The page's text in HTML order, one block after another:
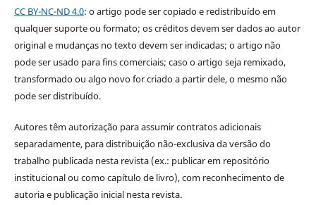
CC BY-NC-ND 4.0: o artigo pode ser copiado e redistribuído em
qualquer suporte ou formato; os créditos devem ser dados ao autor
original e mudanças no texto devem ser indicadas; o artigo não
pode ser usado para fins comerciais; caso o artigo seja remixado,
transformado ou algo novo for criado a partir dele, o mesmo não
pode ser distribuído.
Autores têm autorização para assumir contratos adicionais
separadamente, para distribuição não-exclusiva da versão do
trabalho publicada nesta revista (ex.: publicar em repositório
institucional ou como capítulo de livro), com reconhecimento de
autoria e publicação inicial nesta revista.